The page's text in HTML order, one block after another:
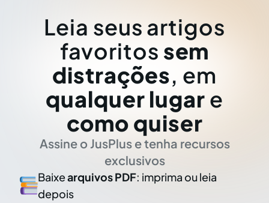
Leia seus artigos
favoritos sem
distrações, em
qualquer lugar e
como quiser
Assine o JusPlus e tenha recursos
exclusivos
Baixearquivos PDF: imprima ou leia
depois